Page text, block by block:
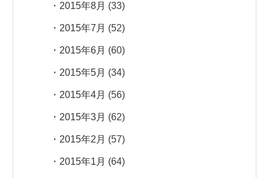
2015年8月 (33)
2015年7月 (52)
2015年6月 (60)
2015年5月 (34)
2015年4月 (56)
2015年3月 (62)
2015年2月 (57)
2015年1月 (64)